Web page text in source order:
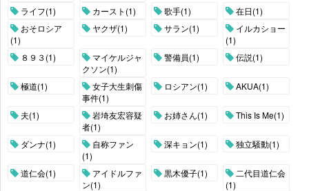
ライフ(1) カースト(1) 歌手(1)
在日(1)
おそロシア
(1)
ヤクザ(1) サラン(1)
イルカショー
(1)
８９３(1)
マイケルジャ
クソン(1)
警備員(1) 伝説(1)
極道(1)
女子大生刺傷
事件(1)
ロシアン(1) AKUA(1)
夫(1)
岩埼友宏容疑
者(1)
お姉さん(1) This Is Me(1)
ダンナ(1)
自称ファン
(1)
深キョン(1) 独立騒動(1)
道仁会(1)
アイドルファ
ン(1)
黒木優子(1)
二代目道仁会
(1)